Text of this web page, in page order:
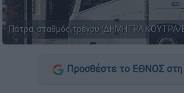
Πάτρα, σταθμός τρένου (ΔΗΜΗΤΡΑ ΚΟΥΤΡΑ/
Προσθέστε το ΕΘΝΟΣ στη